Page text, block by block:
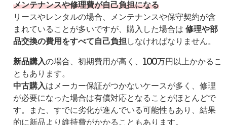
メンテナンスや修理費が自己負担になる
リースやレンタルの場合、メンテナンスや保守契約が含
まれていることが多いですが、購入した場合は 修理や部
品交換の費用をすべて自己負担 しなければなりません。
新品購入の場合、初期費用が高く、100万円以上かかるこ
ともあります。
中古購入 はメーカー保証がつかないケースが多く、修理
が必要になった場合は有償対応となることがほとんどで
す。また、すでに劣化が進んでいる可能性もあり、結果
的に新品より維持費がかかることもあります。